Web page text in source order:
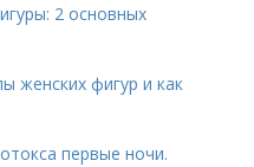
2 основных
женских фигур и как
первые ночи.